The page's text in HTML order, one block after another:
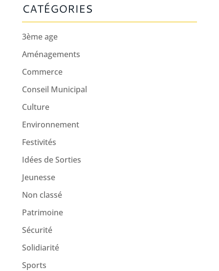
CATÉGORIES
3ème age
Aménagements
Commerce
Conseil Municipal
Culture
Environnement
Festivités
Idées de Sorties
Jeunesse
Non classé
Patrimoine
Sécurité
Solidiarité
Sports